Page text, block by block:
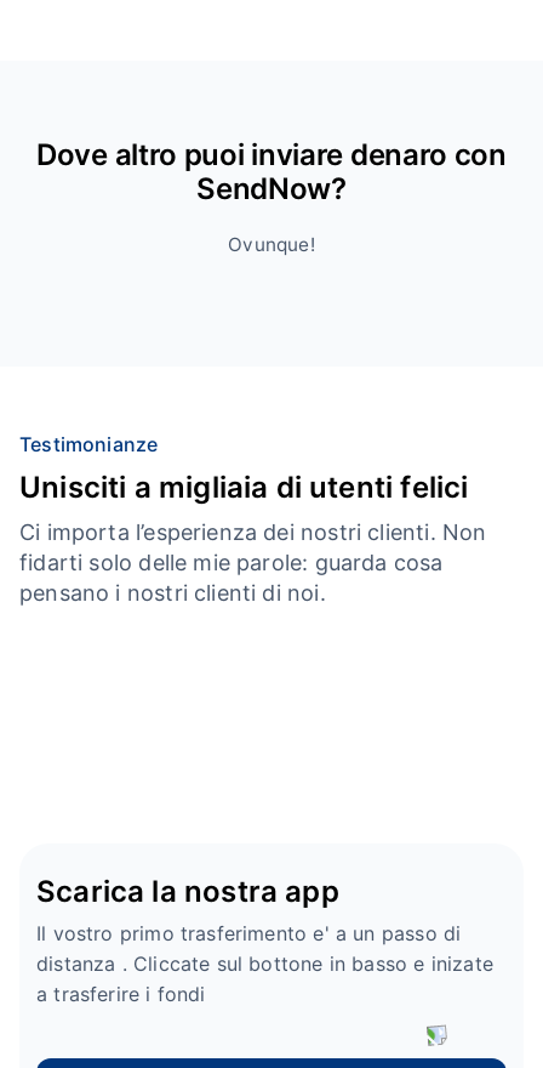
Dove altro puoi inviare denaro con
SendNow?
Ovunque!
Testimonianze
Unisciti a migliaia di utenti felici
Ci importa l’esperienza dei nostri clienti. Non
fidarti solo delle mie parole: guarda cosa
pensano i nostri clienti di noi.
Scarica la nostra app
Il vostro primo trasferimento e' a un passo di
distanza . Cliccate sul bottone in basso e inizate
a trasferire i fondi